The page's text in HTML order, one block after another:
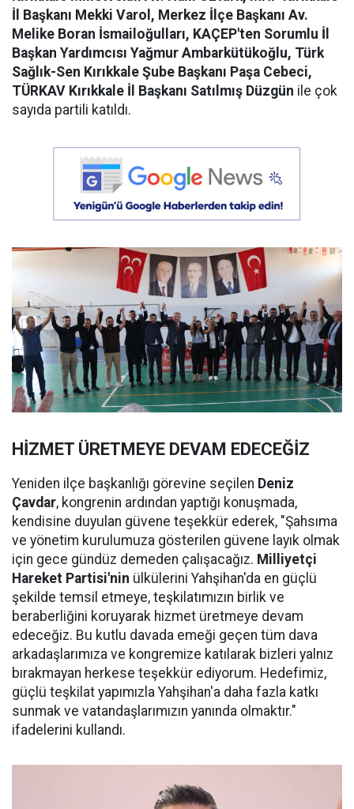
İl Başkanı Mekki Varol, Merkez İlçe Başkanı Av.
Melike Boran İsmailoğulları, KAÇEP'ten Sorumlu İl
Başkan Yardımcısı Yağmur Ambarkütükoğlu, Türk
Sağlık-Sen Kırıkkale Şube Başkanı Paşa Cebeci,
TÜRKAV Kırıkkale İl Başkanı Satılmış Düzgün ile çok
sayıda partili katıldı.
HİZMET ÜRETMEYE DEVAM EDECEĞİZ
Yeniden ilçe başkanlığı görevine seçilen Deniz
Çavdar, kongrenin ardından yaptığı konuşmada,
kendisine duyulan güvene teşekkür ederek, "Şahsıma
ve yönetim kurulumuza gösterilen güvene layık olmak
için gece gündüz demeden çalışacağız. Milliyetçi
Hareket Partisi'nin ülkülerini Yahşihan'da en güçlü
şekilde temsil etmeye, teşkilatımızın birlik ve
beraberliğini koruyarak hizmet üretmeye devam
edeceğiz. Bu kutlu davada emeği geçen tüm dava
arkadaşlarımıza ve kongremize katılarak bizleri yalnız
bırakmayan herkese teşekkür ediyorum. Hedefimiz,
güçlü teşkilat yapımızla Yahşihan'a daha fazla katkı
sunmak ve vatandaşlarımızın yanında olmaktır."
ifadelerini kullandı.